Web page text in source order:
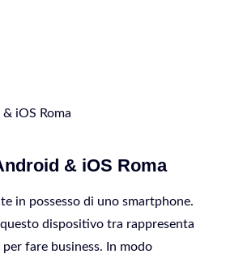
iOS Roma
& iOS Roma
in possesso di uno smartphone.
questo dispositivo tra rappresenta
fare business. In modo